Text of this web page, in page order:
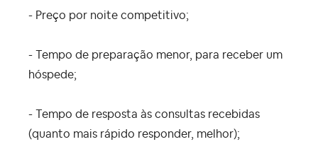
- Preço por noite competitivo;
- Tempo de preparação menor, para receber um
hóspede;
- Tempo de resposta às consultas recebidas
(quanto mais rápido responder, melhor);